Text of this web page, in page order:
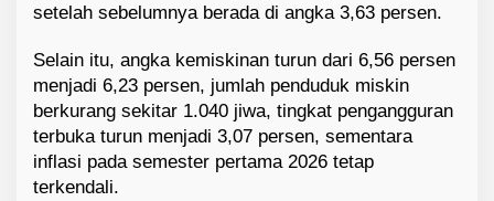
setelah sebelumnya berada di angka 3,63 persen.
Selain itu, angka kemiskinan turun dari 6,56 persen
menjadi 6,23 persen, jumlah penduduk miskin
berkurang sekitar 1.040 jiwa, tingkat pengangguran
terbuka turun menjadi 3,07 persen, sementara
inflasi pada semester pertama 2026 tetap
terkendali.